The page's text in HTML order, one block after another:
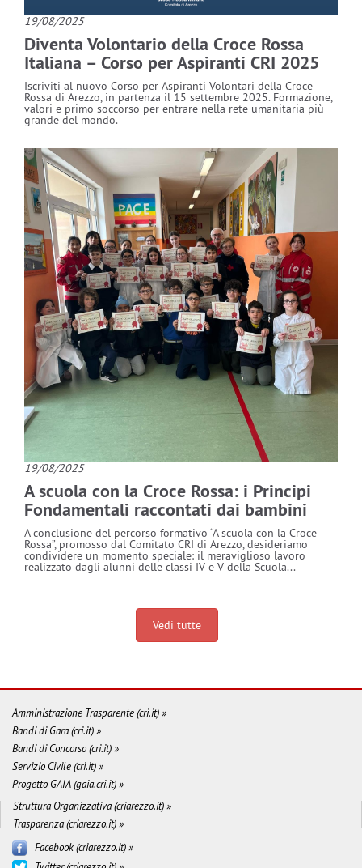
19/08/2025
Diventa Volontario della Croce Rossa
Italiana – Corso per Aspiranti CRI 2025
Iscriviti al nuovo Corso per Aspiranti Volontari della Croce
Rossa di Arezzo, in partenza il 15 settembre 2025. Formazione,
valori e primo soccorso per entrare nella rete umanitaria più
grande del mondo.
19/08/2025
A scuola con la Croce Rossa: i Principi
Fondamentali raccontati dai bambini
A conclusione del percorso formativo “A scuola con la Croce
Rossa”, promosso dal Comitato CRI di Arezzo, desideriamo
condividere un momento speciale: il meraviglioso lavoro
realizzato dagli alunni delle classi IV e V della Scuola...
Vedi tutte
Amministrazione Trasparente (cri.it) »
Bandi di Gara (cri.it) »
Bandi di Concorso (cri.it) »
Servizio Civile (cri.it) »
Progetto GAIA (gaia.cri.it) »
Struttura Organizzativa (criarezzo.it) »
Trasparenza (criarezzo.it) »
Facebook (criarezzo.it) »